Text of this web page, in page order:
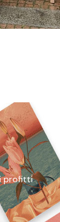
profitti